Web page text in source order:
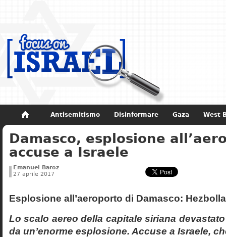
Antisemitismo Disinformare Gaza West
Non dimenticare Storia di Israele
Damasco, esplosione
accuse a Israele
Emanuel Baroz
27 aprile 2017
Esplosione all’aeroporto di Damasco:
Lo scalo aereo della capitale siriana
da un’enorme esplosione. Accuse a Israele,